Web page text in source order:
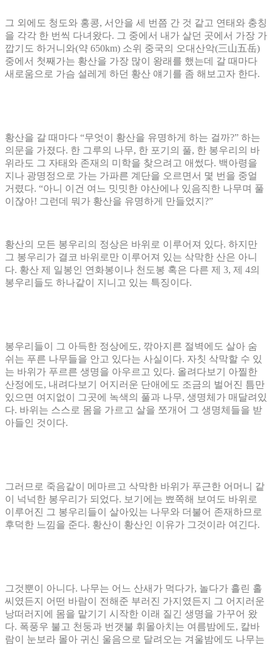
그 외에도 청도와 홍콩, 서안을 세 번쯤 간 것 같고 연태와 충칭
을 각각 한 번씩 다녀왔다. 그 중에서 내가 살던 곳에서 가장 가
깝기도 하거니와(약 650km) 소위 중국의 오대산악(三山五岳)
중에서 첫째가는 황산을 가장 많이 왕래를 했는데 갈 때마다
새로움으로 가슴 설레게 하던 황산 얘기를 좀 해보고자 한다.
황산을 갈 때마다 “무엇이 황산을 유명하게 하는 걸까?” 하는
의문을 가졌다. 한 그루의 나무, 한 포기의 풀, 한 봉우리의 바
위라도 그 자태와 존재의 미학을 찾으려고 애썼다. 백아령을
지나 광명정으로 가는 가파른 계단을 오르면서 몇 번을 중얼
거렸다. “아니 이건 여느 밋밋한 야산에나 있음직한 나무며 풀
이잖아! 그런데 뭐가 황산을 유명하게 만들었지 ?”
황산의 모든 봉우리의 정상은 바위로 이루어져 있다. 하지만
그 봉우리가 결코 바위로만 이루어져 있는 삭막한 산은 아니
다. 황산 제 일봉인 연화봉이나 천도봉 혹은 다른 제 3, 제 4의
봉우리들도 하나같이 지니고 있는 특징이다.
봉우리들이 그 아득한 정상에도, 깎아지른 절벽에도 살아 숨
쉬는 푸른 나무들을 안고 있다는 사실이다. 자칫 삭막할 수 있
는 바위가 푸르른 생명을 아우르고 있다. 올려다보기 아찔한
산정에도, 내려다보기 어지러운 단애에도 조금의 벌어진 틈만
있으면 여지없이 그곳에 녹색의 풀과 나무, 생명체가 매달려있
다. 바위는 스스로 몸을 가르고 살을 쪼개어 그 생명체들을 받
아들인 것이다.
그러므로 죽음같이 메마르고 삭막한 바위가 푸근한 어머니 같
이 넉넉한 봉우리가 되었다. 보기에는 뾰쪽해 보여도 바위로
이루어진 그 봉우리들이 살아있는 나무와 더불어 존재하므로
후덕한 느낌을 준다. 황산이 황산인 이유가 그것이라 여긴다.
그것뿐이 아니다. 나무는 어느 산새가 먹다가, 놀다가 흘린 홀
씨였든지 어떤 바람이 전해준 부러진 가지였든지 그 어지러운
낭떠러지에 몸을 맡기기 시작한 이래 질긴 생명을 가꾸어 왔
다. 폭풍우 불고 천둥과 번갯불 휘몰아치는 여름밤에도, 칼바
람이 눈보라 몰아 귀신 울음으로 달려오는 겨울밤에도 나무는